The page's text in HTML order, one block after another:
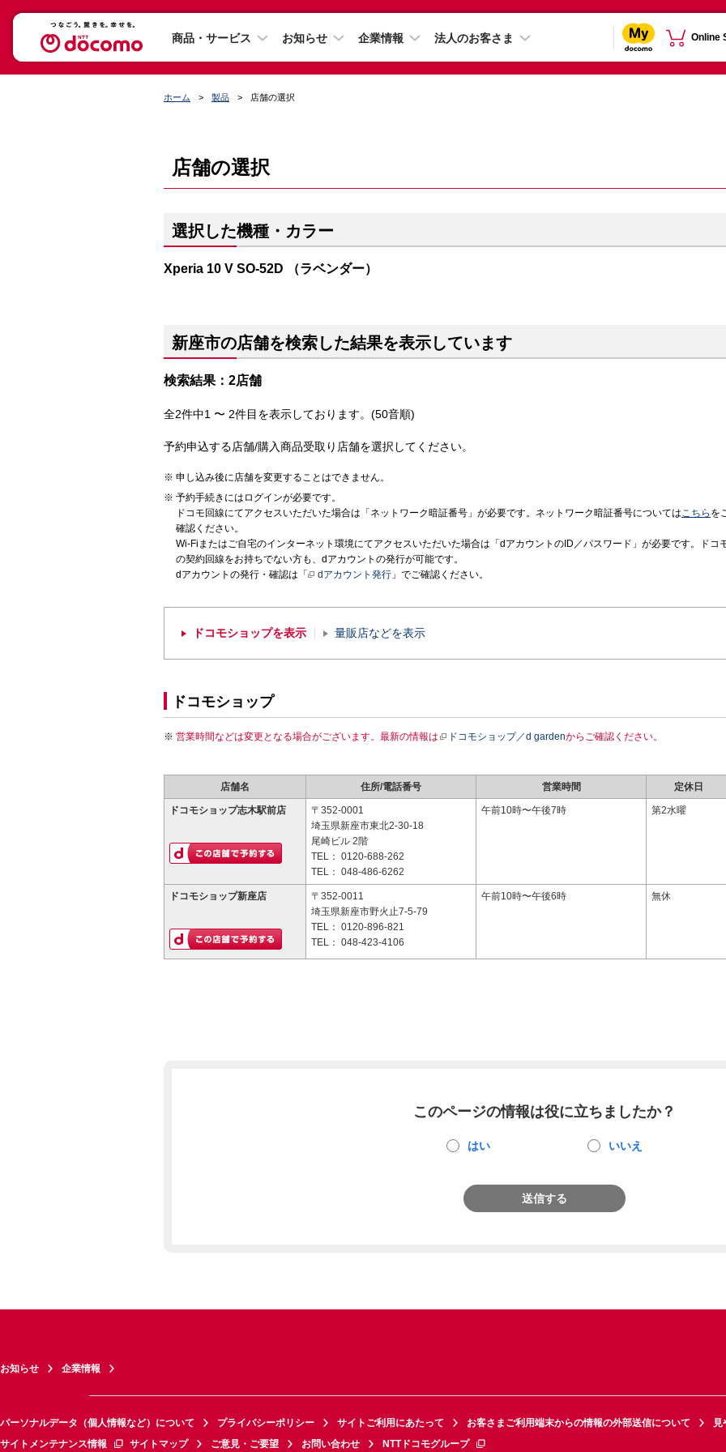
商品・サービス お知らせ 企業情報 法人のお客さま Online
ホーム 製品 店舗の選択
店舗の選択
選択した機種・カラー
Xperia 10 V SO-52D （ラベンダー）
新座市の店舗を検索した結果を表示しています
検索結果：2店舗
全2件中1 〜 2件目を表示しております。(50音順)
予約申込する店舗/購入商品受取り店舗を選択してください。
申し込み後に店舗を変更することはできません。
予約手続きにはログインが必要です。
ドコモ回線にてアクセスいただいた場合は「ネットワーク暗証番号」が必要です。ネットワーク暗証番号についてはこちら を
確認ください。
Wi-Fiまたはご自宅のインターネット環境にてアクセスいただいた場合は「dアカウントのID／パスワード」が必要です。ドコ
の契約回線をお持ちでない方も、dアカウントの発行が可能です。
dアカウントの発行・確認は「
dアカウント発行 」でご確認ください。
ドコモショップを表示 量販店などを表示
ドコモショップ
営業時間などは変更となる場合がございます。最新の情報は ドコモショップ／d gardenからご確認ください。
店舗名 住所/電話番号 営業時間 定休日
ドコモショップ志木駅前店
〒352-0001
埼玉県新座市東北2-30-18
尾崎ビル 2階
TEL： 0120-688-262
TEL： 048-486-6262
午前10時〜午後7時 第2水曜
ドコモショップ新座店
〒352-0011
埼玉県新座市野火止7-5-79
TEL： 0120-896-821
TEL： 048-423-4106
午前10時〜午後6時 無休
このページの情報は役に立ちましたか？
はい いいえ
送信する
お知らせ 企業情報
パーソナルデータ（個人情報など）について プライバシーポリシー サイトご利用にあたって お客さまご利用端末からの情報の外部送信について
見
サイトメンテナンス情報
サイトマップ ご意見・ご要望 お問い合わせ NTTドコモグループ